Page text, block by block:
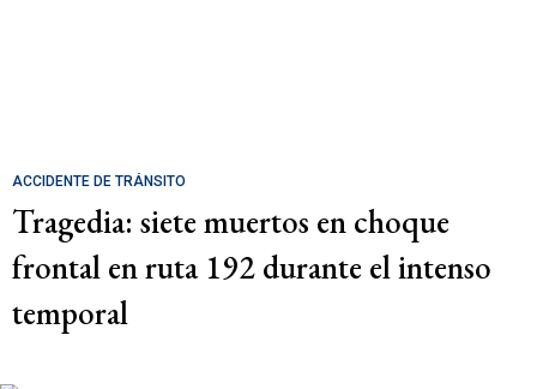
ACCIDENTE DE TRÁNSITO
Tragedia: siete muertos en choque
frontal en ruta 192 durante el intenso
temporal